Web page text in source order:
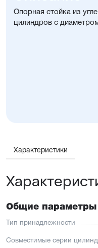
Опорная стойка из
цилиндров с
Характеристики
Общие параметры
Тип принадлежности
Совместимые серии